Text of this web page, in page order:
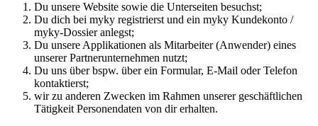
Du unsere Website sowie die Unterseiten besuchst;
Du dich bei myky registrierst und ein myky Kundekonto /
myky-Dossier anlegst;
Du unsere Applikationen als Mitarbeiter (Anwender) eines
unserer Partnerunternehmen nutzt;
Du uns über bspw. über ein Formular, E-Mail oder Telefon
kontaktierst;
wir zu anderen Zwecken im Rahmen unserer geschäftlichen
Tätigkeit Personendaten von dir erhalten.